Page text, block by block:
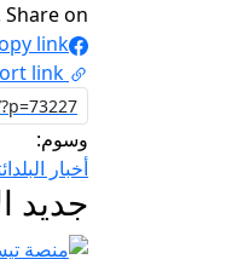
Share on ...
link
link
وسوم:
أخبار البلد
جديد